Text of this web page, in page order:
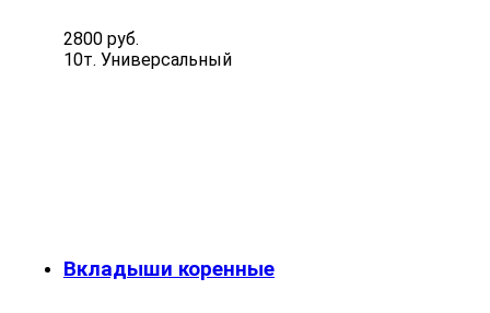
2800 руб.
10т. Универсальный
Вкладыши коренные